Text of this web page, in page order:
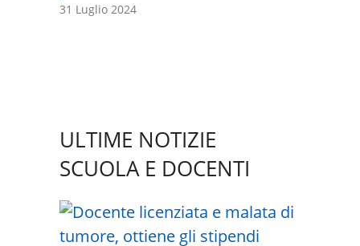
31 Luglio 2024
ULTIME NOTIZIE
SCUOLA E DOCENTI